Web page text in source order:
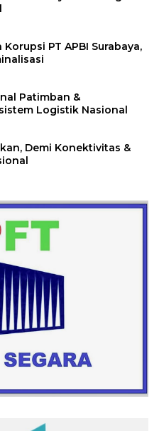
PT APBI Surabaya,
Patimban &
Logistik Nasional
Demi Konektivitas &